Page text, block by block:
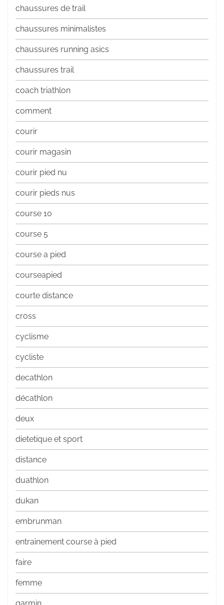
chaussures de trail
chaussures minimalistes
chaussures running asics
chaussures trail
coach triathlon
comment
courir
courir magasin
courir pied nu
courir pieds nus
course 10
course 5
course a pied
courseapied
courte distance
cross
cyclisme
cycliste
decathlon
décathlon
deux
dietetique et sport
distance
duathlon
dukan
embrunman
entrainement course à pied
faire
femme